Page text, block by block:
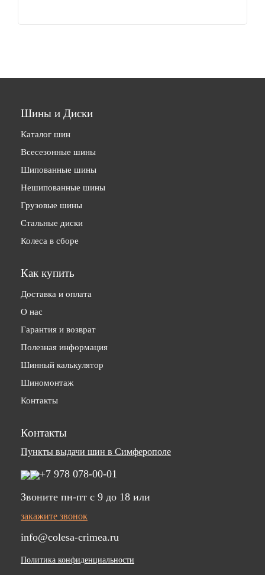
Шины и Диски
Каталог шин
Всесезонные шины
Шипованные шины
Нешипованные шины
Грузовые шины
Стальные диски
Колеса в сборе
Как купить
Доставка и оплата
О нас
Гарантия и возврат
Полезная информация
Шинный калькулятор
Шиномонтаж
Контакты
Контакты
Пункты выдачи шин в Симферополе
+7 978 078-00-01
Звоните пн-пт c 9 до 18 или
закажите звонок
info@colesa-crimea.ru
Политика конфиденциальности